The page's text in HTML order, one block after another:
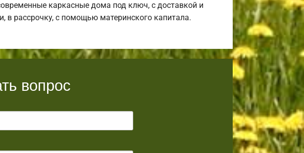
каркасные дома под ключ, с доставкой и
рассрочку, с помощью материнского капитала.
вопрос